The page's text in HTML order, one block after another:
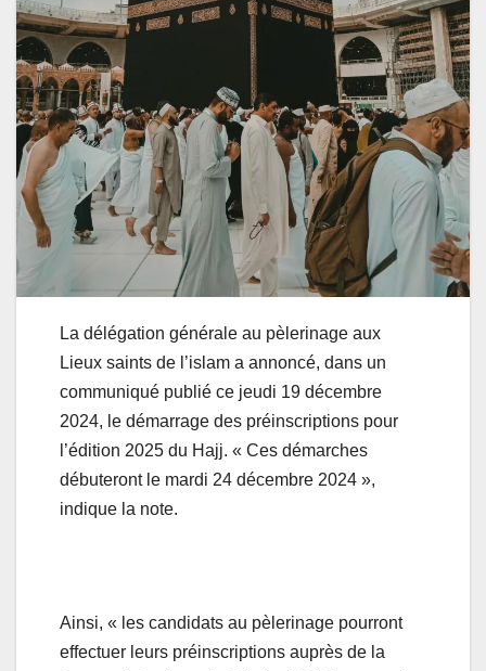
La délégation générale au pèlerinage aux
Lieux saints de l’islam a annoncé, dans un
communiqué publié ce jeudi 19 décembre
2024, le démarrage des préinscriptions pour
l’édition 2025 du Hajj. « Ces démarches
débuteront le mardi 24 décembre 2024 »,
indique la note.
Ainsi, « les candidats au pèlerinage pourront
effectuer leurs préinscriptions auprès de la